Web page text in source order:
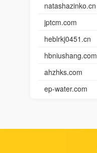
natashazinko.cn
jptcm.com
heblrkj0451.cn
hbniushang.com
ahzhks.com
ep-water.com